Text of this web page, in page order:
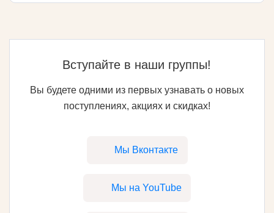
Вступайте в наши группы!
Вы будете одними из первых узнавать о новых
поступлениях, акциях и скидках!
Мы Вконтакте
Мы на YouTube